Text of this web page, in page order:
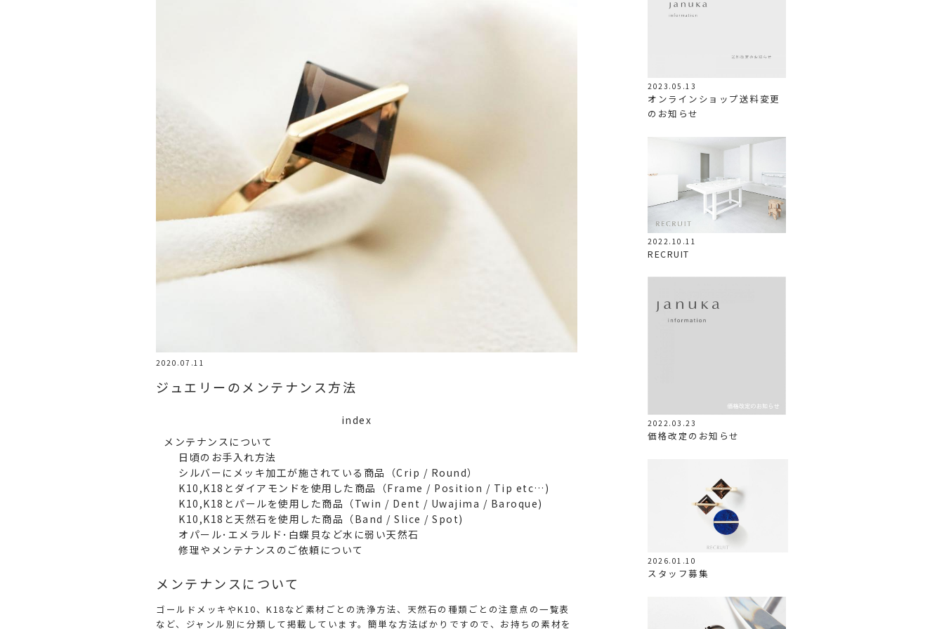
2023.05.13
オンラインショップ送料変更
のお知らせ
2022.10.11
RECRUIT
2022.03.23
価格改定のお知らせ
2026.01.10
スタッフ募集
2020.07.11
ジュエリーのメンテナンス方法
index
メンテナンスについて
日頃のお手入れ方法
シルバーにメッキ加工が施されている商品（Crip / Round）
K10,K18とダイアモンドを使用した商品（Frame / Position / Tip etc…)
K10,K18とパールを使用した商品（Twin / Dent / Uwajima / Baroque)
K10,K18と天然石を使用した商品（Band / Slice / Spot)
オパール･エメラルド･白蝶貝など水に弱い天然石
修理やメンテナンスのご依頼について
メンテナンスについて
ゴールドメッキやK10、K18など素材ごとの洗浄方法、天然石の種類ごとの注意点の一覧表
など、ジャンル別に分類して掲載しています。簡単な方法ばかりですので、お持ちの素材を